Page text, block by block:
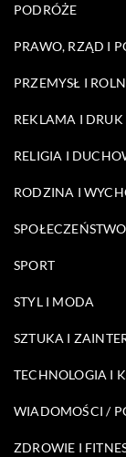
PODRÓŻE
PRAWO, RZĄD I
PRZEMYSŁ I
REKLAMA I DRUK
RELIGIA I
RODZINA I
SPOŁECZEŃSTWO
SPORT
STYL I MODA
SZTUKA I
TECHNOLOGIA I
WIADOMOŚCI /
ZDROWIE I